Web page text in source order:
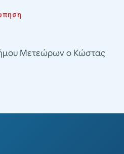
Μετεώρων ο Κώστας